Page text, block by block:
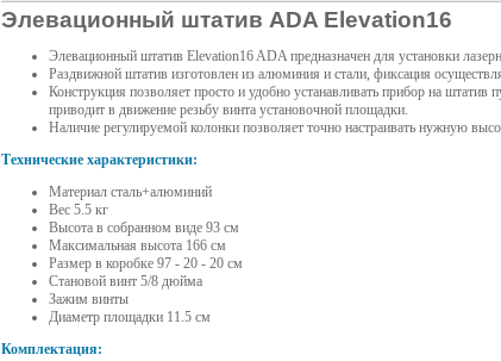
Элевационный штатив ADA Elevation16
Элевационный штатив Elevation16 ADA предназначен для установки
Раздвижной штатив изготовлен из алюминия и стали, фиксация
Конструкция позволяет просто и удобно устанавливать прибор на
приводит в движение резьбу винта установочной площадки.
Наличие регулируемой колонки позволяет точно настраивать нужную
Технические характеристики:
Материал сталь+алюминий
Вес 5.5 кг
Высота в собранном виде 93 см
Максимальная высота 166 см
Размер в коробке 97 - 20 - 20 см
Становой винт 5/8 дюйма
Зажим винты
Диаметр площадки 11.5 см
Комплектация: